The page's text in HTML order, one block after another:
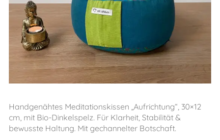
Handgenähtes Meditationskissen „Aufrichtung“, 30×12
cm, mit Bio-Dinkelspelz. Für Klarheit, Stabilität &
bewusste Haltung. Mit gechannelter Botschaft.